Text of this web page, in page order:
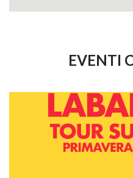
EVENTI